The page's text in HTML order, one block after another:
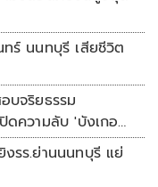
ร์ นนทบุรี เสียชีวิต
ดความลับ 'บังเกอร์
งรร.ย่านนนทบุรี แย่